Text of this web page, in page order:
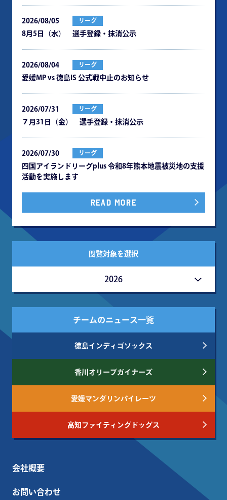
2026/08/05 リーグ
8月5日（水） 選手登録・抹消公示
2026/08/04 リーグ
愛媛MP vs 徳島IS 公式戦中⽌のお知らせ
2026/07/31 リーグ
７月31日（金） 選手登録・抹消公示
2026/07/30 リーグ
四国アイランドリーグplus 令和8年熊本地震被災地の⽀援
活動を実施します
READ MORE
閲覧対象を選択
2026
チームのニュース一覧
徳島インディゴソックス
香川オリーブガイナーズ
愛媛マンダリンパイレーツ
高知ファイティングドッグス
会社概要
お問い合わせ